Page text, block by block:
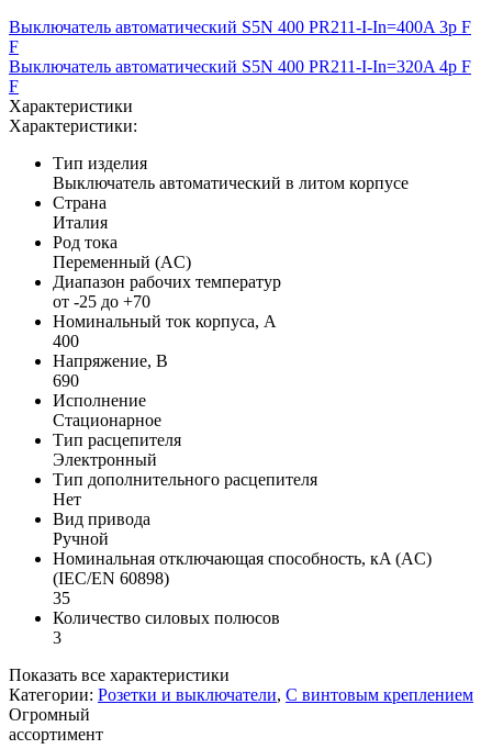
Выключатель автоматический S5N 400 PR211-I-In=400A 3p F
F
Выключатель автоматический S5N 400 PR211-I-In=320A 4p F
F
Характеристики
Характеристики:
Тип изделия
Выключатель автоматический в литом корпусе
Страна
Италия
Род тока
Переменный (AC)
Диапазон рабочих температур
от -25 до +70
Номинальный ток корпуса, А
400
Напряжение, В
690
Исполнение
Стационарное
Тип расцепителя
Электронный
Тип дополнительного расцепителя
Нет
Вид привода
Ручной
Номинальная отключающая способность, кA (AC)
(IEC/EN 60898)
35
Количество силовых полюсов
3
Показать все характеристики
Категории: Розетки и выключатели, С винтовым креплением
Огромный
ассортимент